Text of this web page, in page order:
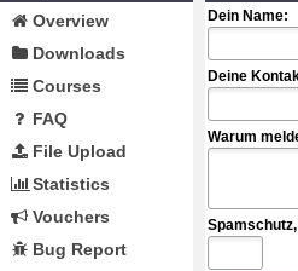
Overview
Downloads
Courses
FAQ
File Upload
Statistics
Vouchers
Bug Report
Dein Name:
Deine
Warum